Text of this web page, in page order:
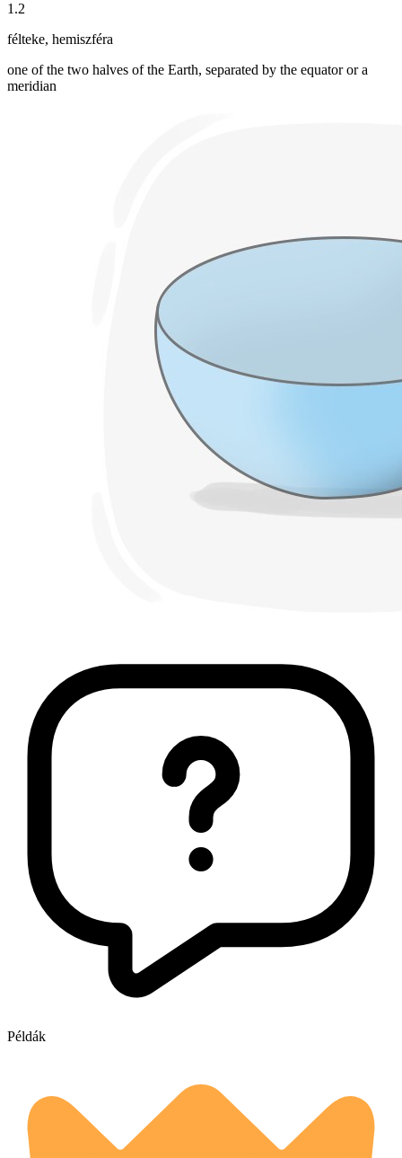
1 .2
félteke, hemiszféra
one of the two halves of the Earth, separated by the equator or a
meridian
Példák